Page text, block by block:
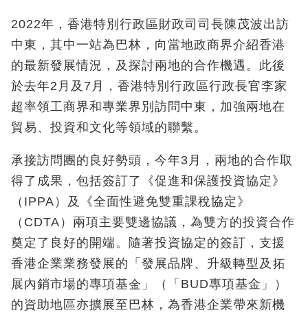
2022年，香港特別行政區財政司司長陳茂波出訪
中東，其中一站為巴林，向當地政商界介紹香港
的最新發展情況，及探討兩地的合作機遇。此後
於去年2月及7月，香港特別行政區行政長官李家
超率領工商界和專業界別訪問中東，加強兩地在
貿易、投資和文化等領域的聯繫。
承接訪問團的良好勢頭，今年3月，兩地的合作取
得了成果，包括簽訂了《促進和保護投資協定》
（IPPA）及《全面性避免雙重課稅協定》
（CDTA）兩項主要雙邊協議，為雙方的投資合作
奠定了良好的開端。隨著投資協定的簽訂，支援
香港企業業務發展的「發展品牌、升級轉型及拓
展內銷市場的專項基金」（「BUD專項基金」）
的資助地區亦擴展至巴林，為香港企業帶來新機